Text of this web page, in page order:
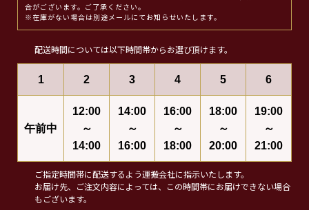
合がございます。ご了承ください。
※在庫がない場合は別途メールにてお知らせいたします。
配送時間については以下時間帯からお選び頂けます。
1 2 3 4 5 6
午前中
12:00
～
14:00
14:00
～
16:00
16:00
～
18:00
18:00
～
20:00
19:00
～
21:00
ご指定時間帯に配送するよう運搬会社に指示いたします。
お届け先、ご注文内容によっては、この時間帯にお届けできない場合
もございます。